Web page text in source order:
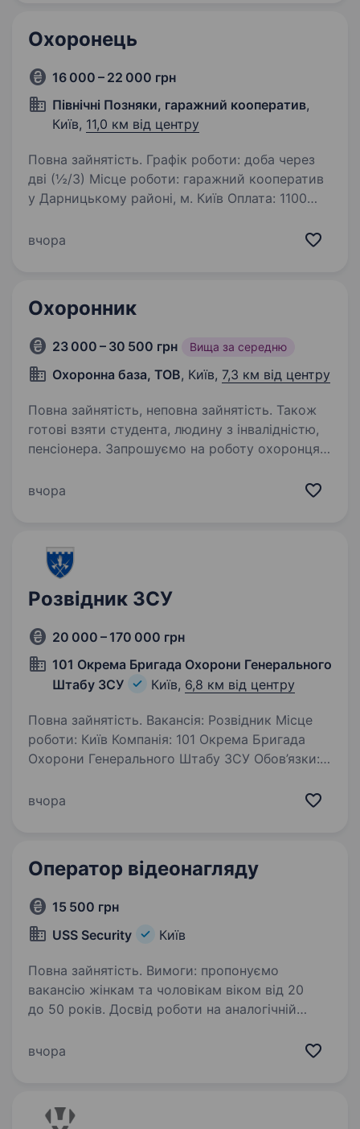
Охоронець
16 000 – 22 000 грн
Північні Позняки, гаражний кооператив,
Київ, 11,0 км від центру
Повна зайнятість. Графік роботи: доба через
дві (½/3) Місце роботи: гаражний кооператив
у Дарницькому районі, м. Київ Оплата: 1100
Обов’язки: Охорона території гаражного
вчора
Охоронник
23 000 – 30 500 грн Вища за середню
Охоронна база, ТОВ, Київ, 7,3 км від центру
Повна зайнятість, неповна зайнятість. Також
готові взяти студента, людину з інвалідністю,
пенсіонера. Запрошуємо на роботу охоронця-
торгові центри (ТРЦ), житлові комплекси (ЖК),
березі…
вчора
Розвідник ЗСУ
20 000 – 170 000 грн
101 Окрема Бригада Охорони Генерального
Штабу ЗСУ
Київ, 6,8 км від центру
Повна зайнятість. Вакансія: Розвідник Місце
роботи: Київ Компанія: 101 Окрема Бригада
Охорони Генерального Штабу ЗСУ Обов’язки:
забезпечення безпеки військових містечок
вчора
Оператор відеонагляду
15 500 грн
USS Security
Київ
Повна зайнятість. Вимоги: пропонуємо
вакансію жінкам та чоловікам віком від 20
до 50 років. Досвід роботи на аналогічній
та шкідливих звичок. Охайний зовнішній
вчора